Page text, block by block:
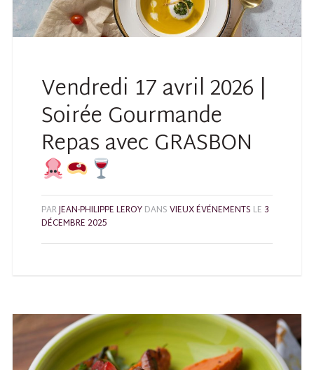
Vendredi 17 avril 2026 |
Soirée Gourmande
Repas avec GRASBON
PARJEAN-PHILIPPE LEROYDANSVIEUX ÉVÉNEMENTS LE 3
DÉCEMBRE 2025